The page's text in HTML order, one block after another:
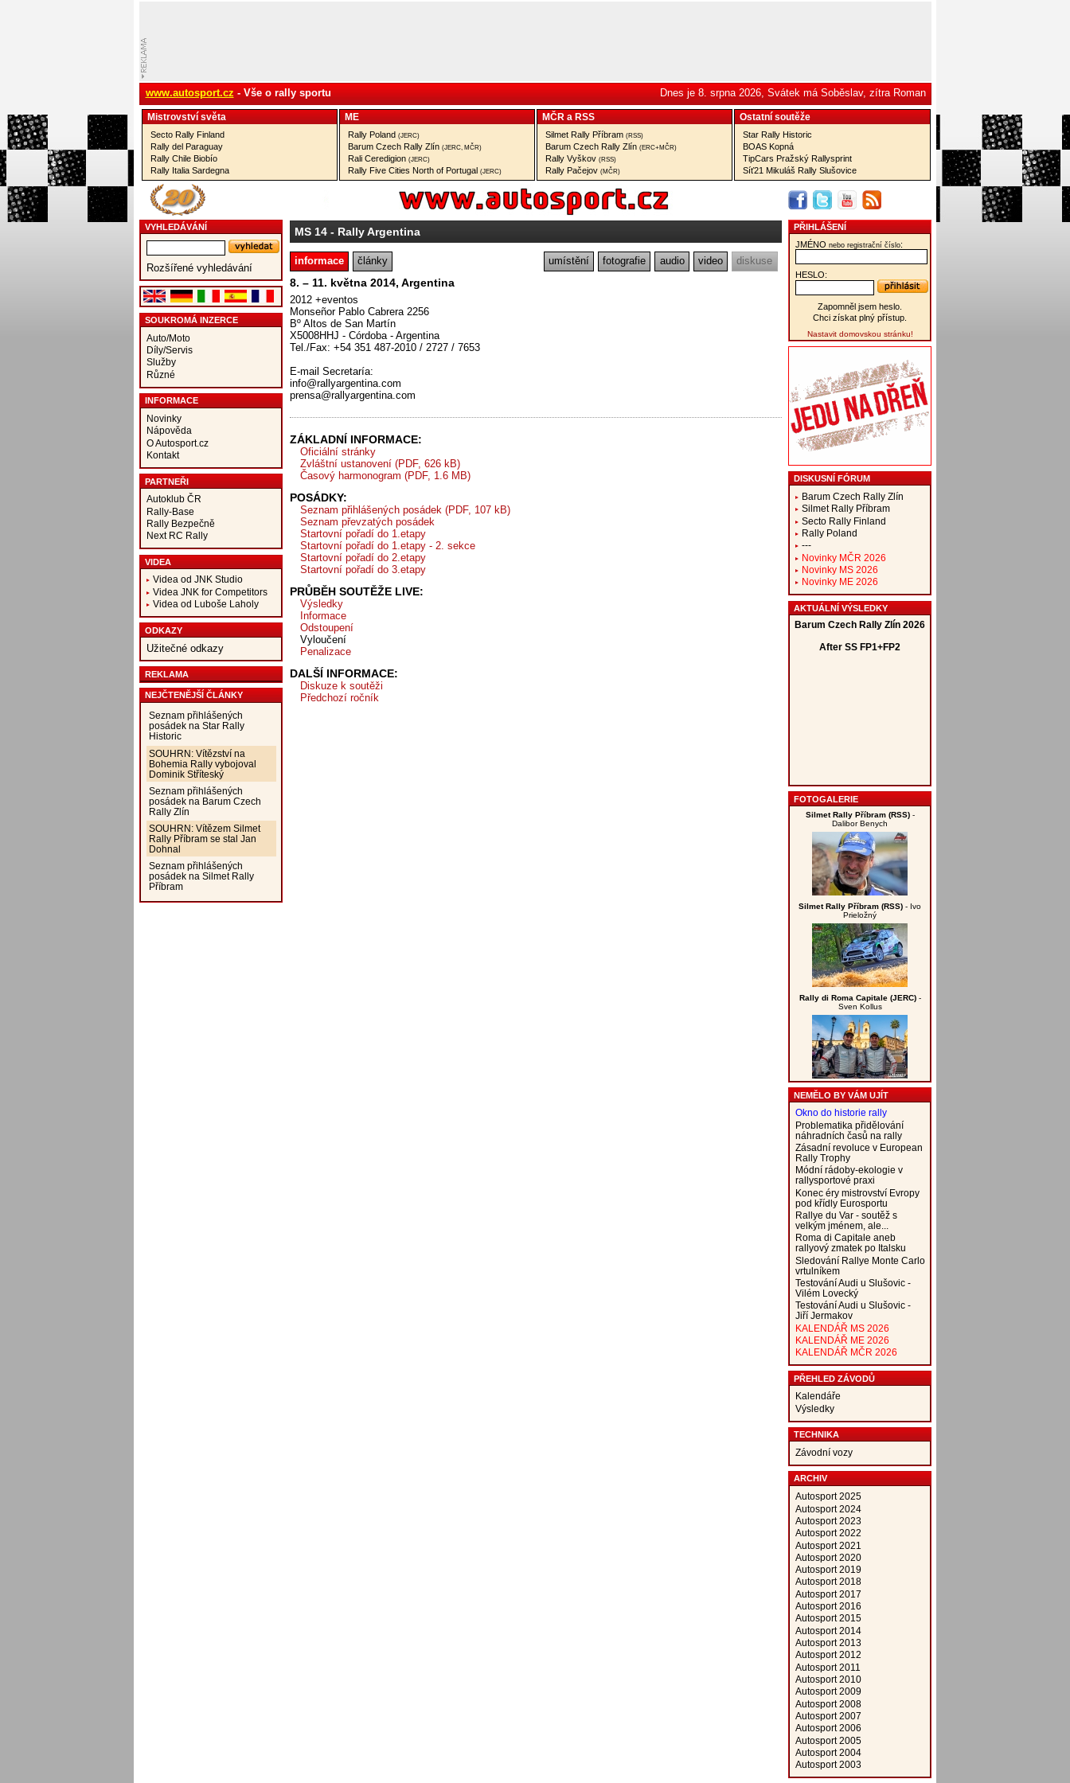
www.autosport.cz - Vše o rally sportu Dnes je 8. srpna 2026, Svátek má Soběslav, zítra Roman
Mistrovství­ světa
Secto Rally Finland
Rally del Paraguay
Rally Chile Biobío
Rally Italia Sardegna
ME
Rally Poland (JERC)
Barum Czech Rally Zlín (JERC, MČR)
Rali Ceredigion (JERC)
Rally Five Cities North of Portugal (JERC)
MČR a RSS
Silmet Rally Příbram (RSS)
Barum Czech Rally Zlín (ERC+MČR)
Rally Vyškov (RSS)
Rally Pačejov (MČR)
Ostatní­ soutěže
Star Rally Historic
BOAS Kopná
TipCars Pražský Rallysprint
Síť21 Mikuláš Rally Slušovice
VYHLEDÁVÁNÍ
Rozšířené vyhledávání
SOUKROMÁ INZERCE
Auto/Moto
Díly/Servis
Služby
Různé
INFORMACE
Novinky
Nápověda
O Autosport.cz
Kontakt
PARTNEŘI
Autoklub ČR
Rally-Base
Rally Bezpečně
Next RC Rally
VIDEA
Videa od JNK Studio
Videa JNK for Competitors
Videa od Luboše Laholy
ODKAZY
Užitečné odkazy
REKLAMA
NEJČTENĚJŠÍ ČLÁNKY
Seznam přihlášených
posádek na Star Rally
Historic
SOUHRN: Vítězství na
Bohemia Rally vybojoval
Dominik Stříteský
Seznam přihlášených
posádek na Barum Czech
Rally Zlín
SOUHRN: Vítězem Silmet
Rally Příbram se stal Jan
Dohnal
Seznam přihlášených
posádek na Silmet Rally
Příbram
MS 14- Rally Argentina
informace články umístění fotografie audio video diskuse
8. – 11. května 2014, Argentina
2012 +eventos
Monseñor Pablo Cabrera 2256
Bº Altos de San Martín
X5008HHJ - Córdoba - Argentina
Tel./Fax: +54 351 487-2010 / 2727 / 7653
E-mail Secretaría:
info@rallyargentina.com
prensa@rallyargentina.com
ZÁKLADNÍ INFORMACE:
Oficiální stránky
Zvláštní ustanovení (PDF, 626 kB)
Časový harmonogram (PDF, 1.6 MB)
POSÁDKY:
Seznam přihlášených posádek (PDF, 107 kB)
Seznam převzatých posádek
Startovní pořadí do 1.etapy
Startovní pořadí do 1.etapy - 2. sekce
Startovní pořadí do 2.etapy
Startovní pořadí do 3.etapy
PRŮBĚH SOUTĚŽE LIVE:
Výsledky
Informace
Odstoupení
Vyloučení
Penalizace
DALŠÍ INFORMACE:
Diskuze k soutěži
Předchozí ročník
PŘIHLÁŠENÍ
JMÉNO nebo registrační číslo:
HESLO:
Zapomněl jsem heslo.
Chci získat plný přístup.
Nastavit domovskou stránku!
DISKUSNÍ FÓRUM
Barum Czech Rally Zlín
Silmet Rally Příbram
Secto Rally Finland
Rally Poland
---
Novinky MČR 2026
Novinky MS 2026
Novinky ME 2026
AKTUÁLNÍ VÝSLEDKY
FOTOGALERIE
Silmet Rally Příbram (RSS)-
Dalibor Benych
Silmet Rally Příbram (RSS) - Ivo
Prieložný
Rally di Roma Capitale (JERC)-
Sven Kollus
NEMĚLO BY VÁM UJÍT
Okno do historie rally
Problematika přidělování
náhradních časů na rally
Zásadní revoluce v European
Rally Trophy
Módní rádoby-ekologie v
rallysportové praxi
Konec éry mistrovství Evropy
pod křídly Eurosportu
Rallye du Var - soutěž s
velkým jménem, ale...
Roma di Capitale aneb
rallyový zmatek po Italsku
Sledování Rallye Monte Carlo
vrtulníkem
Testování Audi u Slušovic -
Vilém Lovecký
Testování Audi u Slušovic -
Jiří Jermakov
KALENDÁŘ MS 2026
KALENDÁŘ ME 2026
KALENDÁŘ MČR 2026
PŘEHLED ZÁVODŮ
Kalendáře
Výsledky
TECHNIKA
Závodní vozy
ARCHIV
Autosport 2025
Autosport 2024
Autosport 2023
Autosport 2022
Autosport 2021
Autosport 2020
Autosport 2019
Autosport 2018
Autosport 2017
Autosport 2016
Autosport 2015
Autosport 2014
Autosport 2013
Autosport 2012
Autosport 2011
Autosport 2010
Autosport 2009
Autosport 2008
Autosport 2007
Autosport 2006
Autosport 2005
Autosport 2004
Autosport 2003